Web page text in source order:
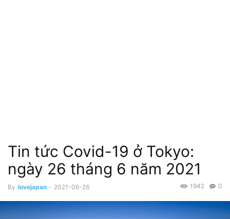
Tin tức Covid-19 ở Tokyo:
ngày 26 tháng 6 năm 2021
By lovejapan - 2021-06-26 0
1942